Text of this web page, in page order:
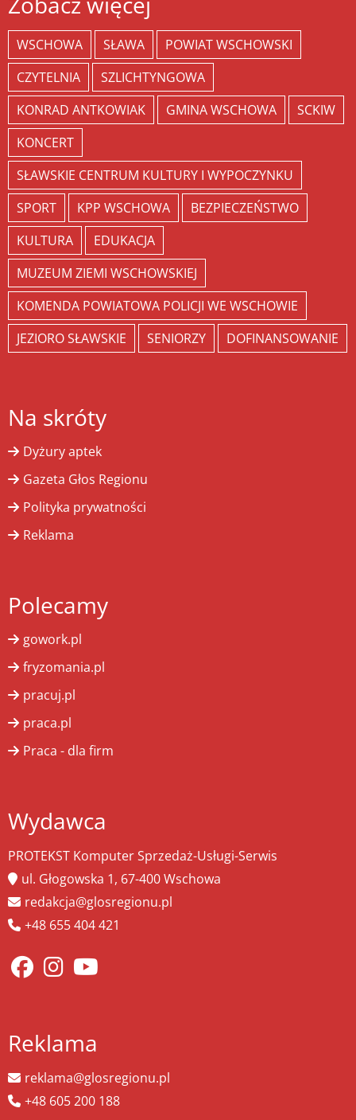
WSCHOWA SŁAWA
POWIAT WSCHOWSKI
CZYTELNIA
SZLICHTYNGOWA
KONRAD ANTKOWIAK
GMINA WSCHOWA
SCKIW
KONCERT
SŁAWSKIE CENTRUM KULTURY I WYPOCZYNKU
SPORT
KPP WSCHOWA
BEZPIECZEŃSTWO
KULTURA
EDUKACJA
MUZEUM ZIEMI WSCHOWSKIEJ
KOMENDA POWIATOWA POLICJI WE WSCHOWIE
JEZIORO SŁAWSKIE
SENIORZY DOFINANSOWANIE
Na skróty
Dyżury aptek
Gazeta Głos Regionu
Polityka prywatności
Reklama
Polecamy
gowork.pl
fryzomania.pl
pracuj.pl
praca.pl
Praca - dla firm
Wydawca
PROTEKST Komputer Sprzedaż-Usługi-Serwis
ul. Głogowska 1, 67-400 Wschowa
redakcja@glosregionu.pl
+48 655 404 421
Reklama
reklama@glosregionu.pl
+48 605 200 188